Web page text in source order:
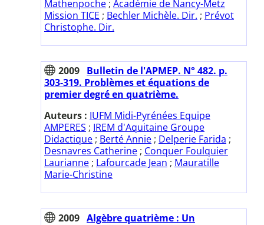
Mathenpoche ; Académie de Nancy-Metz
Mission TICE ; Bechler Michèle. Dir. ; Prévot
Christophe. Dir.
2009 Bulletin de l'APMEP. N° 482. p.
303-319. Problèmes et équations de
premier degré en quatrième.
Auteurs : IUFM Midi-Pyrénées Equipe
AMPERES ; IREM d'Aquitaine Groupe
Didactique ; Berté Annie ; Delperie Farida ;
Desnavres Catherine ; Conquer Foulquier
Laurianne ; Lafourcade Jean ; Mauratille
Marie-Christine
2009 Algèbre quatrième : Un